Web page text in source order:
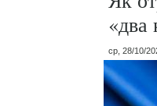
«два
ср, 28/10/